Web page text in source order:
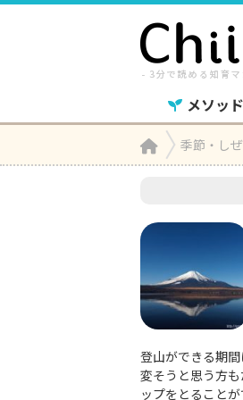
メソッド
Home季節・し
登山ができる期
変そうと思う方
ップをとることが